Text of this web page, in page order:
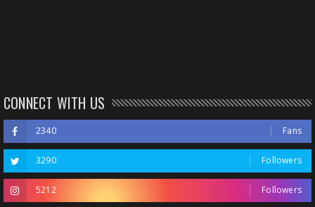
CONNECT WITH US
2340 Fans
3290 Followers
5212 Followers